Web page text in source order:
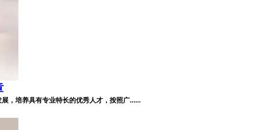
，培养具有专业特长的优秀人才，按照广......